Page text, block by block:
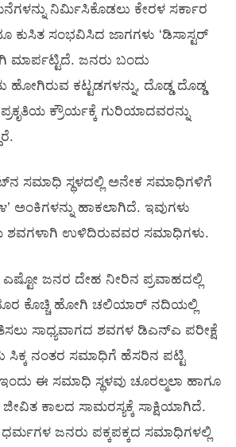
ನಿರ್ಮಿಸಿಕೊಡಲು ಕೇರಳ ಸರ್ಕಾರ
ಕುಸಿತ ಸಂಭವಿಸಿದ ಜಾಗಗಳು ‘ಡಿಸಾಸ್ಟರ್
ಮಾರ್ಪಟ್ಟಿದೆ. ಜನರು ಬಂದು
ಕಟ್ಟಡಗಳನ್ನು, ದೊಡ್ಡ ದೊಡ್ಡ
ಕ್ರೌರ್ಯಕ್ಕೆ ಗುರಿಯಾದವರನ್ನು
ಸಮಾಧಿ ಸ್ಥಳದಲ್ಲಿ ಅನೇಕ ಸಮಾಧಿಗಳಿಗೆ
ಅಂಕಿಗಳನ್ನು ಹಾಕಲಾಗಿದೆ. ಇವುಗಳು
ಶವಗಳಾಗಿ ಉಳಿದಿರುವವರ ಸಮಾಧಿಗಳು.
ಎಷ್ಟೋ ಜನರ ದೇಹ ನೀರಿನ ಪ್ರವಾಹದಲ್ಲಿ
ಕೊಚ್ಚಿ ಹೋಗಿ ಚಲಿಯಾರ್ ನದಿಯಲ್ಲಿ
ಸಾಧ್ಯವಾಗದ ಶವಗಳ ಡಿಎನ್‌ಎ ಪರೀಕ್ಷೆ
ಸಿಕ್ಕ ನಂತರ ಸಮಾಧಿಗೆ ಹೆಸರಿನ ಪಟ್ಟಿ
ಈ ಸಮಾಧಿ ಸ್ಥಳವು ಚೂರಲ್ಮಲಾ ಹಾಗೂ
ಕಾಲದ ಸಾಮರಸ್ಯಕ್ಕೆ ಸಾಕ್ಷಿಯಾಗಿದೆ.
ಜನರು ಪಕ್ಕಪಕ್ಕದ ಸಮಾಧಿಗಳಲ್ಲಿ